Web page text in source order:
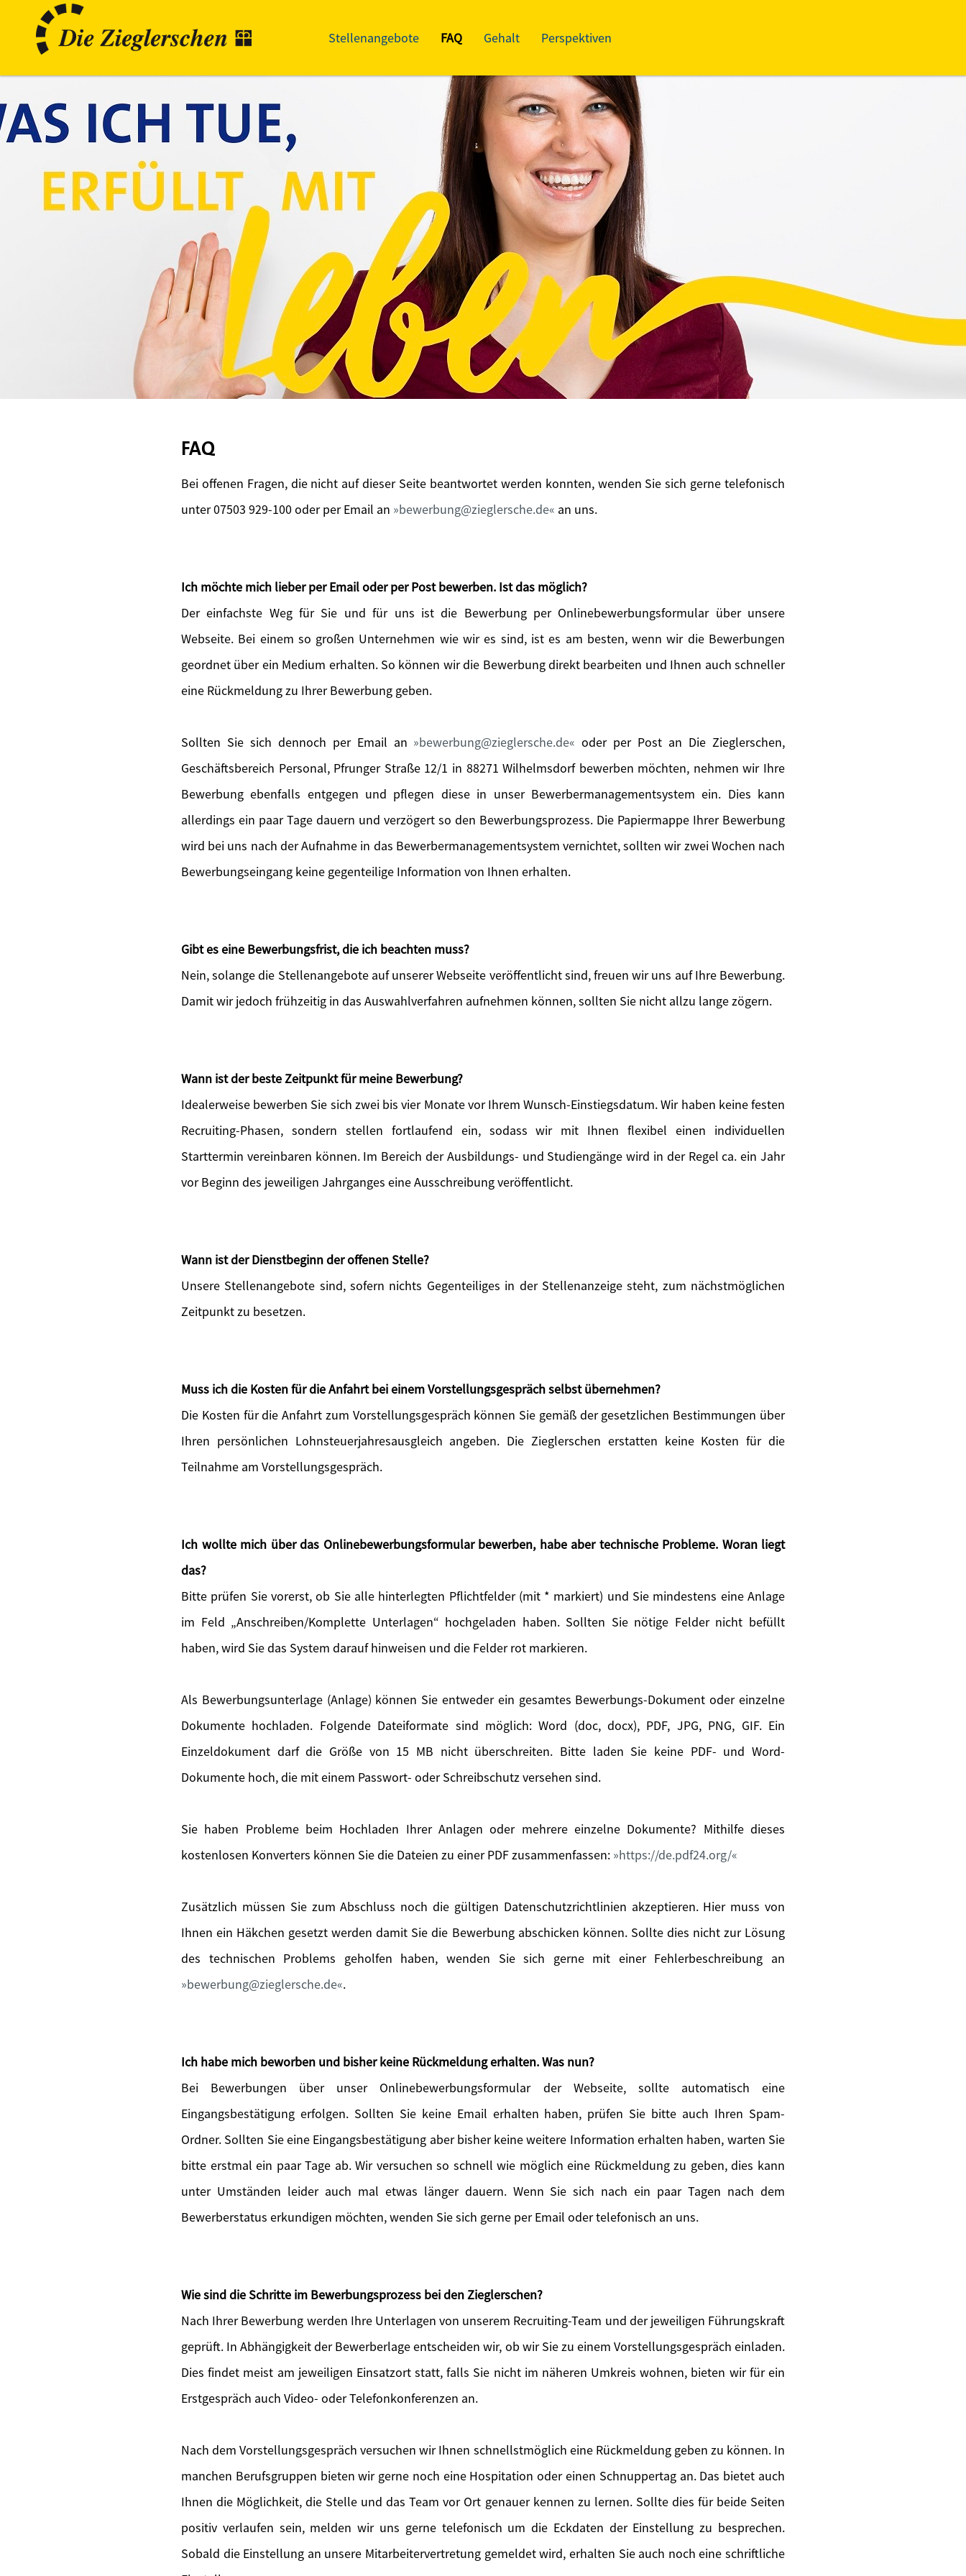
Stellenangebote FAQ Gehalt Perspektiven
FAQ
Bei offenen Fragen, die nicht auf dieser Seite beantwortet werden konnten, wenden Sie sich gerne telefonisch
unter 07503 929-100 oder per Email an
bewerbung@zieglersche.de an uns.
Ich möchte mich lieber per Email oder per Post bewerben. Ist das möglich?
Der einfachste Weg für Sie und für uns ist die Bewerbung per Onlinebewerbungsformular über unsere
Webseite. Bei einem so großen Unternehmen wie wir es sind, ist es am besten, wenn wir die Bewerbungen
geordnet über ein Medium erhalten. So können wir die Bewerbung direkt bearbeiten und Ihnen auch schneller
eine Rückmeldung zu Ihrer Bewerbung geben.
Sollten Sie sich dennoch per Email an bewerbung@zieglersche.de
oder per Post an Die Zieglerschen,
Geschäftsbereich Personal, Pfrunger Straße 12/1 in 88271 Wilhelmsdorf bewerben möchten, nehmen wir Ihre
Bewerbung ebenfalls entgegen und pflegen diese in unser Bewerbermanagementsystem ein. Dies kann
allerdings ein paar Tage dauern und verzögert so den Bewerbungsprozess. Die Papiermappe Ihrer Bewerbung
wird bei uns nach der Aufnahme in das Bewerbermanagementsystem vernichtet, sollten wir zwei Wochen nach
Bewerbungseingang keine gegenteilige Information von Ihnen erhalten.
Gibt es eine Bewerbungsfrist, die ich beachten muss?
Nein, solange die Stellenangebote auf unserer Webseite veröffentlicht sind, freuen wir uns auf Ihre Bewerbung.
Damit wir jedoch frühzeitig in das Auswahlverfahren aufnehmen können, sollten Sie nicht allzu lange zögern.
Wann ist der beste Zeitpunkt für meine Bewerbung?
Idealerweise bewerben Sie sich zwei bis vier Monate vor Ihrem Wunsch-Einstiegsdatum. Wir haben keine festen
Recruiting-Phasen, sondern stellen fortlaufend ein, sodass wir mit Ihnen flexibel einen individuellen
Starttermin vereinbaren können. Im Bereich der Ausbildungs- und Studiengänge wird in der Regel ca. ein Jahr
vor Beginn des jeweiligen Jahrganges eine Ausschreibung veröffentlicht.
Wann ist der Dienstbeginn der offenen Stelle?
Unsere Stellenangebote sind, sofern nichts Gegenteiliges in der Stellenanzeige steht, zum nächstmöglichen
Zeitpunkt zu besetzen.
Muss ich die Kosten für die Anfahrt bei einem Vorstellungsgespräch selbst übernehmen?
Die Kosten für die Anfahrt zum Vorstellungsgespräch können Sie gemäß der gesetzlichen Bestimmungen über
Ihren persönlichen Lohnsteuerjahresausgleich angeben. Die Zieglerschen erstatten keine Kosten für die
Teilnahme am Vorstellungsgespräch.
Ich wollte mich über das Onlinebewerbungsformular bewerben, habe aber technische Probleme. Woran liegt
das?
Bitte prüfen Sie vorerst, ob Sie alle hinterlegten Pflichtfelder (mit * markiert) und Sie mindestens eine Anlage
im Feld „Anschreiben/Komplette Unterlagen“ hochgeladen haben. Sollten Sie nötige Felder nicht befüllt
haben, wird Sie das System darauf hinweisen und die Felder rot markieren.
Als Bewerbungsunterlage (Anlage) können Sie entweder ein gesamtes Bewerbungs-Dokument oder einzelne
Dokumente hochladen. Folgende Dateiformate sind möglich: Word (doc, docx), PDF, JPG, PNG, GIF. Ein
Einzeldokument darf die Größe von 15 MB nicht überschreiten. Bitte laden Sie keine PDF- und Word-
Dokumente hoch, die mit einem Passwort- oder Schreibschutz versehen sind.
Sie haben Probleme beim Hochladen Ihrer Anlagen oder mehrere einzelne Dokumente? Mithilfe dieses
kostenlosen Konverters können Sie die Dateien zu einer PDF zusammenfassen: https://de.pdf24.org/
Zusätzlich müssen Sie zum Abschluss noch die gültigen Datenschutzrichtlinien akzeptieren. Hier muss von
Ihnen ein Häkchen gesetzt werden damit Sie die Bewerbung abschicken können. Sollte dies nicht zur Lösung
des technischen Problems geholfen haben, wenden Sie sich gerne mit einer Fehlerbeschreibung an
bewerbung@zieglersche.de .
Ich habe mich beworben und bisher keine Rückmeldung erhalten. Was nun?
Bei Bewerbungen über unser Onlinebewerbungsformular der Webseite, sollte automatisch eine
Eingangsbestätigung erfolgen. Sollten Sie keine Email erhalten haben, prüfen Sie bitte auch Ihren Spam-
Ordner. Sollten Sie eine Eingangsbestätigung aber bisher keine weitere Information erhalten haben, warten Sie
bitte erstmal ein paar Tage ab. Wir versuchen so schnell wie möglich eine Rückmeldung zu geben, dies kann
unter Umständen leider auch mal etwas länger dauern. Wenn Sie sich nach ein paar Tagen nach dem
Bewerberstatus erkundigen möchten, wenden Sie sich gerne per Email oder telefonisch an uns.
Wie sind die Schritte im Bewerbungsprozess bei den Zieglerschen?
Nach Ihrer Bewerbung werden Ihre Unterlagen von unserem Recruiting-Team und der jeweiligen Führungskraft
geprüft. In Abhängigkeit der Bewerberlage entscheiden wir, ob wir Sie zu einem Vorstellungsgespräch einladen.
Dies findet meist am jeweiligen Einsatzort statt, falls Sie nicht im näheren Umkreis wohnen, bieten wir für ein
Erstgespräch auch Video- oder Telefonkonferenzen an.
Nach dem Vorstellungsgespräch versuchen wir Ihnen schnellstmöglich eine Rückmeldung geben zu können. In
manchen Berufsgruppen bieten wir gerne noch eine Hospitation oder einen Schnuppertag an. Das bietet auch
Ihnen die Möglichkeit, die Stelle und das Team vor Ort genauer kennen zu lernen. Sollte dies für beide Seiten
positiv verlaufen sein, melden wir uns gerne telefonisch um die Eckdaten der Einstellung zu besprechen.
Sobald die Einstellung an unsere Mitarbeitervertretung gemeldet wird, erhalten Sie auch noch eine schriftliche